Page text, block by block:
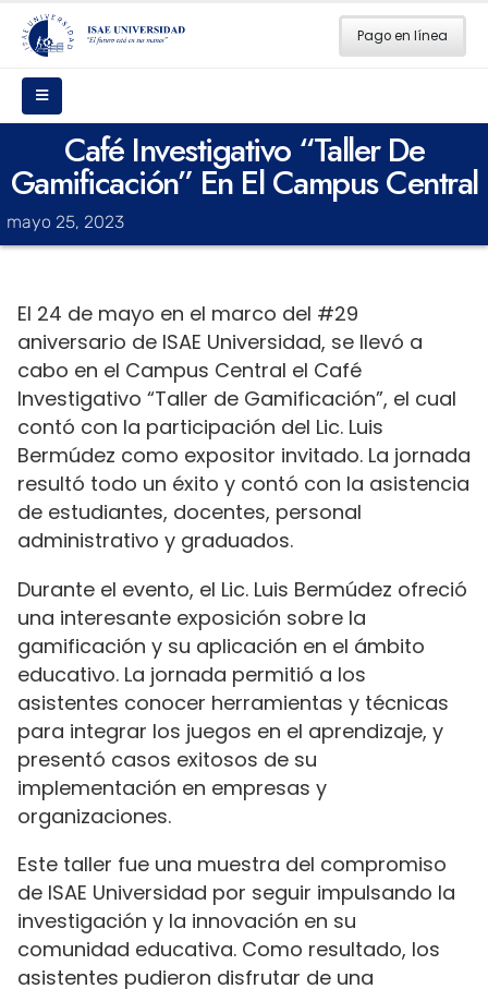
Pago en línea
Café Investigativo “Taller De
Gamificación” En El Campus Central
mayo 25, 2023
El 24 de mayo en el marco del #29
aniversario de ISAE Universidad, se llevó a
cabo en el Campus Central el Café
Investigativo “Taller de Gamificación”, el cual
contó con la participación del Lic. Luis
Bermúdez como expositor invitado. La jornada
resultó todo un éxito y contó con la asistencia
de estudiantes, docentes, personal
administrativo y graduados.
Durante el evento, el Lic. Luis Bermúdez ofreció
una interesante exposición sobre la
gamificación y su aplicación en el ámbito
educativo. La jornada permitió a los
asistentes conocer herramientas y técnicas
para integrar los juegos en el aprendizaje, y
presentó casos exitosos de su
implementación en empresas y
organizaciones.
Este taller fue una muestra del compromiso
de ISAE Universidad por seguir impulsando la
investigación y la innovación en su
comunidad educativa. Como resultado, los
asistentes pudieron disfrutar de una